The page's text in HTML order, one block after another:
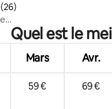
moyenne sur la base
Quel est le
Mars Avr.
59 € 69 €